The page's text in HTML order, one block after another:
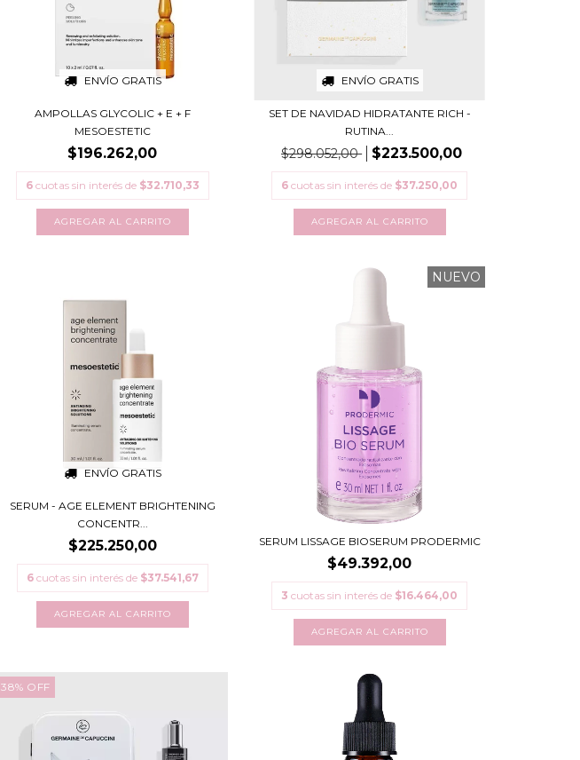
ENVÍO GRATIS
AMPOLLAS GLYCOLIC + E + F
MESOESTETIC
$196.262,00
6 cuotas sin interés de $32.710,33
ENVÍO GRATIS
SET DE NAVIDAD HIDRATANTE RICH -
RUTINA...
$298.052,00 $223.500,00
6 cuotas sin interés de $37.250,00
ENVÍO GRATIS
SERUM - AGE ELEMENT BRIGHTENING
CONCENTR...
$225.250,00
6 cuotas sin interés de $37.541,67
NUEVO
SERUM LISSAGE BIOSERUM PRODERMIC
$49.392,00
3 cuotas sin interés de $16.464,00
38% OFF